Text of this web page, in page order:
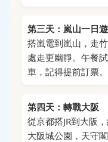
第三天：嵐山一日遊
搭嵐電到嵐山，走
處走更幽靜。午餐
車，記得提前訂票。
第四天：轉戰大阪
從京都搭JR到大阪
大阪城公園，天守